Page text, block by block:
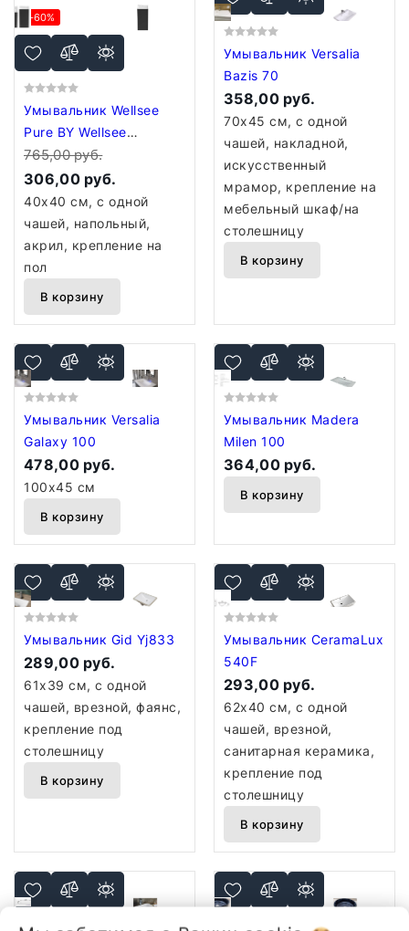
-60%
Умывальник Wellsee
Pure BY Wellsee
230713000
(отдельностоящий, без
отверстия под
смеситель, матовый
черный/глянцевый
белый)
765,00 руб.
306,00 руб.
40x40 см, с одной
чашей, напольный,
акрил, крепление на
пол
В корзину
Умывальник Versalia
Bazis 70
358,00 руб.
70x45 см, с одной
чашей, накладной,
искусственный
мрамор, крепление на
мебельный шкаф/на
столешницу
В корзину
Умывальник Versalia
Galaxy 100
478,00 руб.
100x45 см
В корзину
Умывальник Madera
Milen 100
364,00 руб.
В корзину
Умывальник Gid Yj833
289,00 руб.
61x39 см, с одной
чашей, врезной, фаянс,
крепление под
столешницу
В корзину
Умывальник CeramaLux
540F
293,00 руб.
62x40 см, с одной
чашей, врезной,
санитарная керамика,
крепление под
столешницу
В корзину